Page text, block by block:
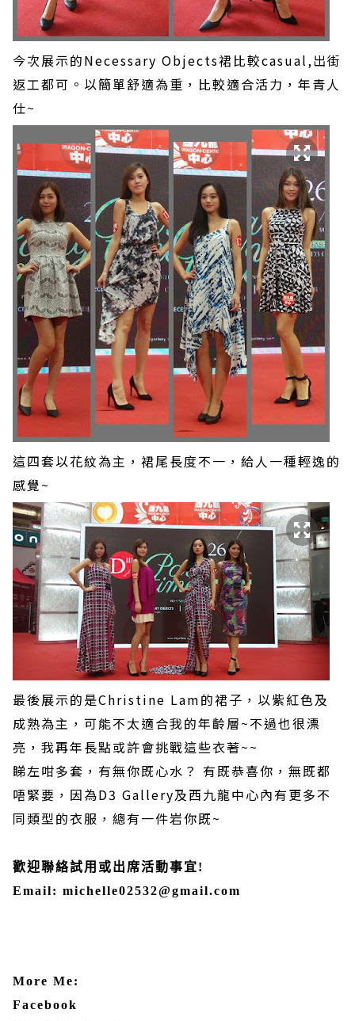
今次展示的Necessary Objects裙比較casual,出街
返工都可。以簡單舒適為重，比較適合活力，年青人
仕~
這四套以花紋為主，裙尾長度不一，給人一種輕逸的
感覺~
最後展示的是Christine Lam的裙子，以紫紅色及
成熟為主，可能不太適合我的年齡層~不過也很漂
亮，我再年長點或許會挑戰這些衣著~~
睇左咁多套，有無你既心水？ 有既恭喜你，無既都
唔緊要，因為D3 Gallery及西九龍中心內有更多不
同類型的衣服，總有一件岩你既~
歡迎聯絡試用或出席活動事宜!
Email: michelle02532@gmail.com
More Me:
Facebook